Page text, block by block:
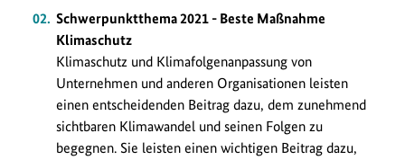
Schwerpunktthema 2021 - Beste Maßnahme
Klimaschutz
Klimaschutz und Klimafolgenanpassung von
Unternehmen und anderen Organisationen leisten
einen entscheidenden Beitrag dazu, dem zunehmend
sichtbaren Klimawandel und seinen Folgen zu
begegnen. Sie leisten einen wichtigen Beitrag dazu,